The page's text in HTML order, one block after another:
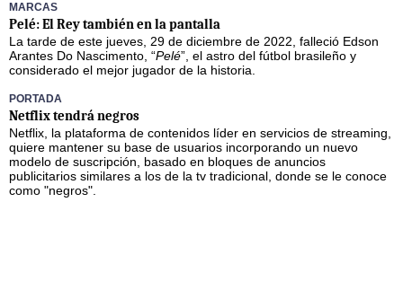
MARCAS
Pelé: El Rey también en la pantalla
La tarde de este jueves, 29 de diciembre de 2022, falleció Edson
Arantes Do Nascimento, “Pelé”, el astro del fútbol brasileño y
considerado el mejor jugador de la historia.
PORTADA
Netflix tendrá negros
Netflix, la plataforma de contenidos líder en servicios de streaming,
quiere mantener su base de usuarios incorporando un nuevo
modelo de suscripción, basado en bloques de anuncios
publicitarios similares a los de la tv tradicional, donde se le conoce
como "negros".